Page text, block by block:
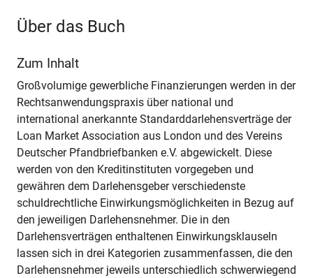
Über das Buch
Zum Inhalt
Großvolumige gewerbliche Finanzierungen werden in der
Rechtsanwendungspraxis über national und
international anerkannte Standarddarlehensverträge der
Loan Market Association aus London und des Vereins
Deutscher Pfandbriefbanken e.V. abgewickelt. Diese
werden von den Kreditinstituten vorgegeben und
gewähren dem Darlehensgeber verschiedenste
schuldrechtliche Einwirkungsmöglichkeiten in Bezug auf
den jeweiligen Darlehensnehmer. Die in den
Darlehensverträgen enthaltenen Einwirkungsklauseln
lassen sich in drei Kategorien zusammenfassen, die den
Darlehensnehmer jeweils unterschiedlich schwerwiegend